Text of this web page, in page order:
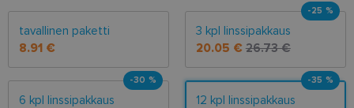
tavallinen paketti
8.91 €
3 kpl linssipakkaus
20.05 € 26.73 €
-25 %
6 kpl linssipakkaus
-30 %
12 kpl linssipakkaus
-35 %